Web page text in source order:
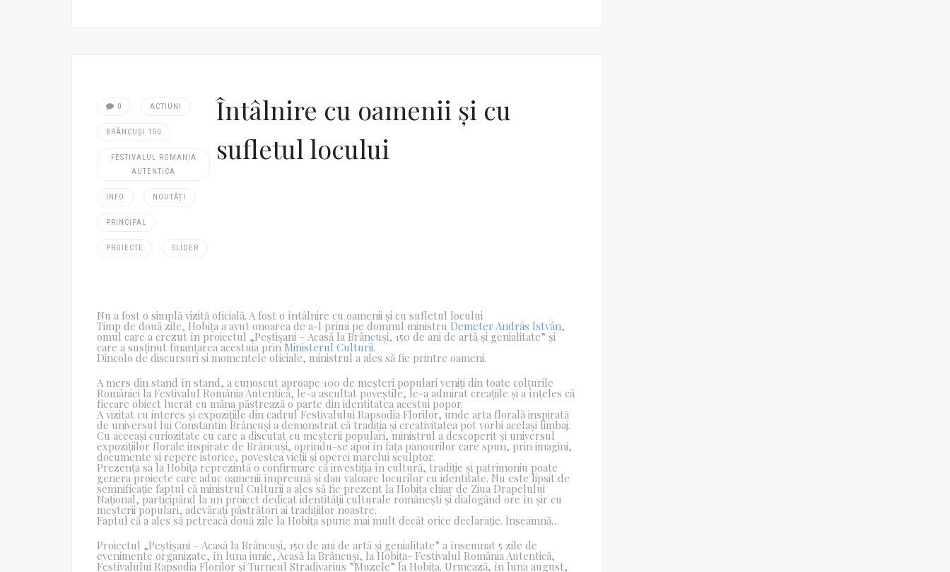
0 ACTIUNI
BRÂNCUȘI 150
FESTIVALUL ROMANIA
AUTENTICA
INFO NOUTĂȚI
PRINCIPAL
PROIECTE SLIDER
Întâlnire cu oamenii și cu
sufletul locului
Nu a fost o simplă vizită oficială. A fost o întâlnire cu oamenii și cu sufletul locului
Timp de două zile, Hobița a avut onoarea de a-l primi pe domnul ministru Demeter András István,
omul care a crezut în proiectul „Peștișani – Acasă la Brâncuși, 150 de ani de artă și genialitate” și
care a susținut finanțarea acestuia prin Ministerul Culturii.
Dincolo de discursuri și momentele oficiale, ministrul a ales să fie printre oameni.
A mers din stand în stand, a cunoscut aproape 100 de meșteri populari veniți din toate colțurile
României la Festivalul România Autentică, le-a ascultat poveștile, le-a admirat creațiile și a înțeles că
fiecare obiect lucrat cu mâna păstrează o parte din identitatea acestui popor.
A vizitat cu interes și expozițiile din cadrul Festivalului Rapsodia Florilor, unde arta florală inspirată
de universul lui Constantin Brâncuși a demonstrat că tradiția și creativitatea pot vorbi același limbaj.
Cu aceeași curiozitate cu care a discutat cu meșterii populari, ministrul a descoperit și universul
expozițiilor florale inspirate de Brâncuși, oprindu-se apoi în fața panourilor care spun, prin imagini,
documente și repere istorice, povestea vieții și operei marelui sculptor.
Prezența sa la Hobița reprezintă o confirmare că investiția în cultură, tradiție și patrimoniu poate
genera proiecte care aduc oamenii împreună și dau valoare locurilor cu identitate. Nu este lipsit de
semnificație faptul că ministrul Culturii a ales să fie prezent la Hobița chiar de Ziua Drapelului
Național, participând la un proiect dedicat identității culturale românești și dialogând ore în șir cu
meșterii populari, adevărați păstrători ai tradițiilor noastre.
Faptul că a ales să petreacă două zile la Hobița spune mai mult decât orice declarație. Înseamnă
tradițiile românești și pentru un proiect cultural care a demonstrat că satul natal al marelui artist
poate deveni, din nou, un punct de întâlnire al culturii românești.
Proiectul „Peștișani – Acasă la Brâncuși, 150 de ani de artă și genialitate” a însemnat 5 zile de
evenimente organizate, în luna iunie, Acasă la Brâncuși, la Hobița- Festivalul România Autentică,
Festivalului Rapsodia Florilor și Turneul Stradivarius ”Muzele” la Hobița. Urmează, în luna august,